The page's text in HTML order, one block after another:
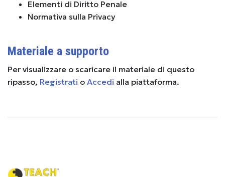
Elementi di Diritto Penale
Normativa sulla Privacy
Materiale a supporto
Per visualizzare o scaricare il materiale di questo
ripasso, Registrati o Accedi alla piattaforma.